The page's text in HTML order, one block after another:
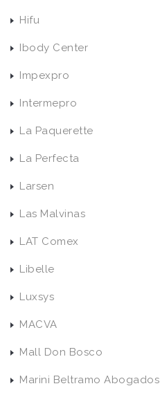
Hifu
Ibody Center
Impexpro
Intermepro
La Paquerette
La Perfecta
Larsen
Las Malvinas
LAT Comex
Libelle
Luxsys
MACVA
Mall Don Bosco
Marini Beltramo Abogados